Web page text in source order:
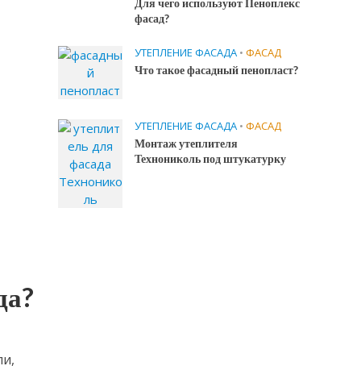
Для чего используют Пеноплекс
фасад?
УТЕПЛЕНИЕ ФАСАДА • ФАСАД
Что такое фасадный пенопласт?
УТЕПЛЕНИЕ ФАСАДА • ФАСАД
Монтаж утеплителя
Технониколь под штукатурку